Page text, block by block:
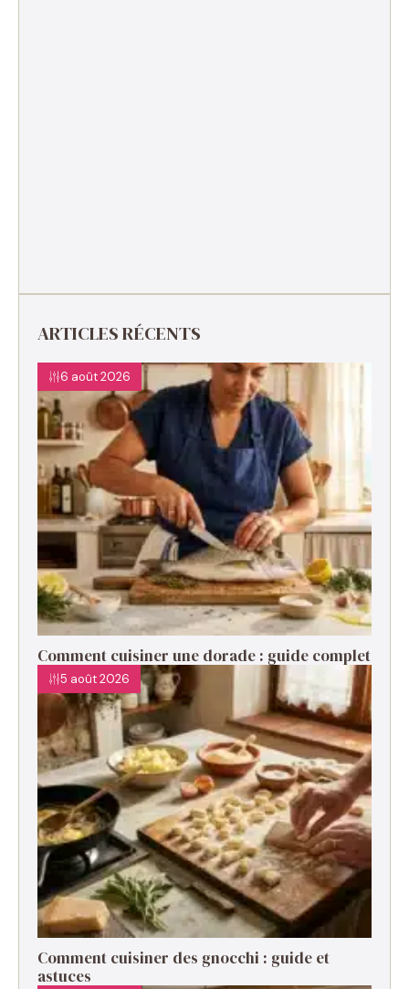
ARTICLES RÉCENTS
6 août 2026
Comment cuisiner une dorade : guide complet
5 août 2026
Comment cuisiner des gnocchi : guide et
astuces